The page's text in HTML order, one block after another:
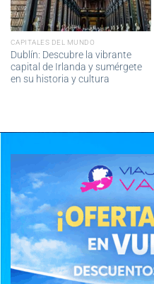
CAPITALES DEL MUNDO
Dublín: Descubre la vibrante
capital de Irlanda y sumérgete
en su historia y cultura